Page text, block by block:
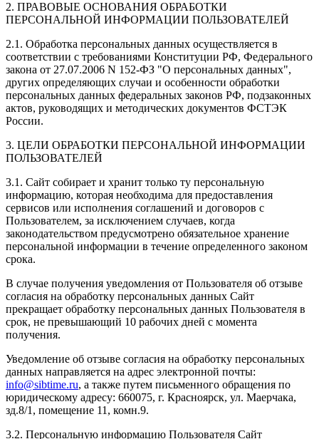
2. ПРАВОВЫЕ ОСНОВАНИЯ ОБРАБОТКИ
ПЕРСОНАЛЬНОЙ ИНФОРМАЦИИ ПОЛЬЗОВАТЕЛЕЙ
2.1. Обработка персональных данных осуществляется в
соответствии с требованиями Конституции РФ, Федерального
закона от 27.07.2006 N 152-ФЗ "О персональных данных",
других определяющих случаи и особенности обработки
персональных данных федеральных законов РФ, подзаконных
актов, руководящих и методических документов ФСТЭК
России.
3. ЦЕЛИ ОБРАБОТКИ ПЕРСОНАЛЬНОЙ ИНФОРМАЦИИ
ПОЛЬЗОВАТЕЛЕЙ
3.1. Сайт собирает и хранит только ту персональную
информацию, которая необходима для предоставления
сервисов или исполнения соглашений и договоров с
Пользователем, за исключением случаев, когда
законодательством предусмотрено обязательное хранение
персональной информации в течение определенного законом
срока.
В случае получения уведомления от Пользователя об отзыве
согласия на обработку персональных данных Сайт
прекращает обработку персональных данных Пользователя в
срок, не превышающий 10 рабочих дней с момента
получения.
Уведомление об отзыве согласия на обработку персональных
данных направляется на адрес электронной почты:
info@sibtime.ru, а также путем письменного обращения по
юридическому адресу: 660075, г. Красноярск, ул. Маерчака,
зд.8/1, помещение 11, комн.9.
3.2. Персональную информацию Пользователя Сайт